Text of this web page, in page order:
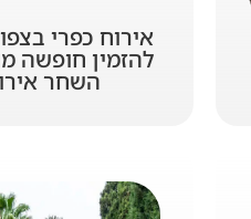
אירוח כפרי
להזמין חופשה
השחר